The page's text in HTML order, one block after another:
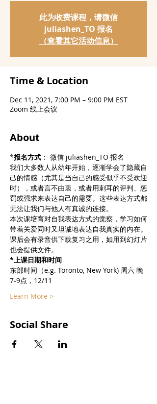
此为收费课程，请微信
juliashen_TO 报名
（查看其它活动信息）
Time & Location
Dec 11, 2021, 7:00 PM – 9:00 PM EST
Zoom 线上会议
About
*报名方式 ： 微信 juliashen_TO 报名
我们大多数人从幼年开始，逐渐学会了隐藏自
己的情感（尤其是当自己的感受似乎不受欢迎
时），或者言不由衷，或者用刺耳的评判、惩
罚或强求来表达自己的需要。这些表达方式都
无法让我们与他人有真诚的连接。
本次课培育对自我表达方式的觉察，学习如何
带着关爱同时又坦诚地表达自我真实的内在。
课后会有录音供下载复习之用，如用到幻灯片
也会提供文件。
*上课日期和时间
东部时间（e.g. Toronto, New York) 周六 晚
7-9点，12/11
Learn More >
Social Share